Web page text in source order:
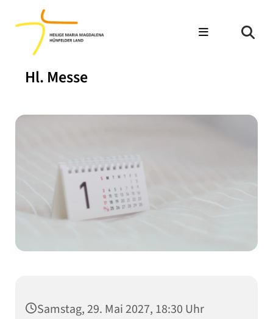
Hl. Messe
Samstag, 29. Mai 2027, 18:30 Uhr